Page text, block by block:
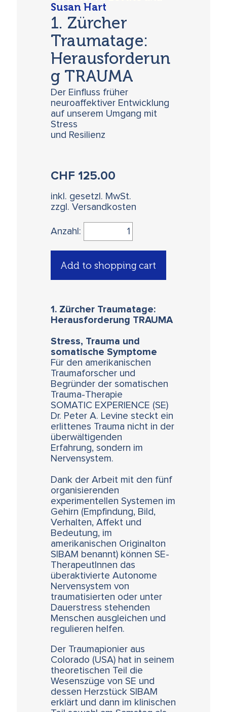
Susan Hart
1. Zürcher
Traumatage:
Herausforderun
g TRAUMA
Der Einfluss früher
neuroaffektiver Entwicklung
auf unserem Umgang mit
Stress
und Resilienz
CHF125.00
inkl. gesetzl. MwSt.
zzgl. Versandkosten
Anzahl:
Add to shopping cart
1. Zürcher Traumatage:
Herausforderung TRAUMA
Stress, Trauma und
somatische Symptome
Für den amerikanischen
Traumaforscher und
Begründer der somatischen
Trauma-Therapie
SOMATIC EXPERIENCE (SE)
Dr. Peter A. Levine steckt ein
erlittenes Trauma nicht in der
überwältigenden
Erfahrung, sondern im
Nervensystem.
Dank der Arbeit mit den fünf
organisierenden
experimentellen Systemen im
Gehirn (Empfindung, Bild,
Verhalten, Affekt und
Bedeutung, im
amerikanischen Originalton
SIBAM benannt) können SE-
TherapeutInnen das
überaktivierte Autonome
Nervensystem von
traumatisierten oder unter
Dauerstress stehenden
Menschen ausgleichen und
regulieren helfen.
Der Traumapionier aus
Colorado (USA) hat in seinem
theoretischen Teil die
Wesenszüge von SE und
dessen Herzstück SIBAM
erklärt und dann im klinischen